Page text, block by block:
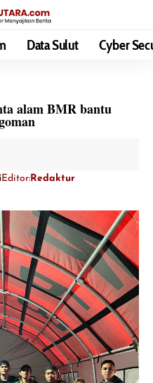
Data Sulut Cyber
alam BMR bantu
Editor:Redaktur